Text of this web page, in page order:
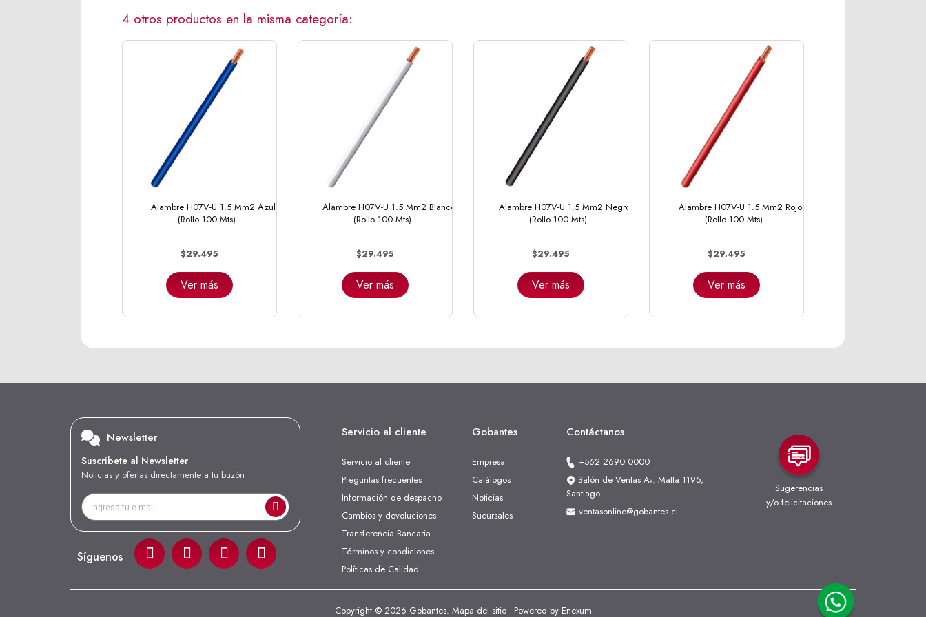
4 otros productos en la misma categoría:
Alambre H07V-U 1.5 Mm2 Azul
(Rollo 100 Mts)
$29.495
Ver más
Alambre H07V-U 1.5 Mm2 Blanco
(Rollo 100 Mts)
$29.495
Ver más
Alambre H07V-U 1.5 Mm2 Negro
(Rollo 100 Mts)
$29.495
Ver más
Alambre H07V-U 1.5 Mm2 Rojo
(Rollo 100 Mts)
$29.495
Ver más
Newsletter
Suscríbete al Newsletter
Noticias y ofertas directamente a tu buzón
Síguenos
Servicio al cliente
Servicio al cliente
Preguntas frecuentes
Información de despacho
Cambios y devoluciones
Transferencia Bancaria
Términos y condiciones
Políticas de Calidad
Gobantes
Empresa
Catálogos
Noticias
Sucursales
Contáctanos
+562 2690 0000
Salón de Ventas Av. Matta 1195,
Santiago
ventasonline@gobantes.cl
Sugerencias
y/o felicitaciones
Copyright © 2026 Gobantes. Mapa del sitio- Powered by Enexum